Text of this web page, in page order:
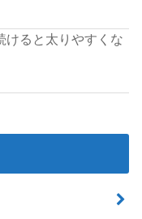
けると太りやすくな